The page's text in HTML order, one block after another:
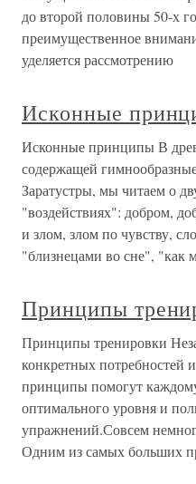
до второй половины 50-х
преимущественное
уделяется рассмотрению
Исконные
Исконные принципы В
содержащей
Заратустры, мы читаем о
"воздействиях": добром,
и злом, злом по чувству,
"близнецами во сне", "как
Принципы
Принципы тренировки
конкретных потребностей
принципы помогут
оптимального уровня и
упражнений.Совсем
Одним из самых больших